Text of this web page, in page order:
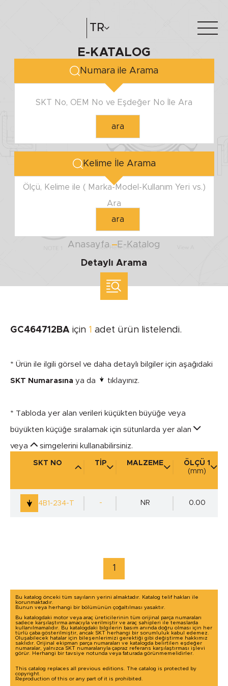
TR
Hakkımızda e-katalog
E-KATALOG
Numara ile Arama
SKT No, OEM No ve Eşdeğer No İle Ara
ara
Kelime İle Arama
Ölçü, Kelime ile ( Marka-Model-Kullanım Yeri vs.)
Ara
ara
Anasayfa
E-Katalog
Detaylı Arama
Minimum
Maximum
YUVA ÇAPI
Minimum
YÜKSEKLİK
Minimum
ölçü ile arama yap
SEGMENT
GC464712BA için 1 adet ürün listelendi.
* Ürün ile ilgili görsel ve daha detaylı bilgiler için aşağıdaki
SKT Numarasına ya da tıklayınız.
* Tabloda yer alan verileri küçükten büyüğe veya
büyükten küçüğe sıralamak için sütunlarda yer alan
veya simgelerini kullanabilirsiniz.
SKT NO TİP MALZEME
ÖLÇÜ 1
(mm)
4B1-234-T
- NR 0.00
1
Bu katalog önceki tüm sayıların yerini almaktadır. Katalog telif hakları ile
korunmaktadır.
Bunun veya herhangi bir bölümünün çoğaltılması yasaktır.
Bu katalogdaki motor veya araç üreticilerinin tüm orijinal parça numaraları
sadece karşılaştırma amacıyla verilmiştir ve araç sahipleri ile temaslarda
kullanılmamalıdır. Bu katalogdaki bilgilerin basım anında doğru olması için her
türlü çaba gösterilmiştir, ancak SKT herhangi bir sorumluluk kabul edemez.
Oluşabilecek hatalar için bileşenlerimizi gerektiği gibi değiştirme hakkımız
saklıdır. Orijinal ekipman parça numaraları ve katalogda belirtilen eşdeğer
numaralar, yalnızca SKT numaralarıyla çapraz referans karşılaştırması işlevi
görür. Herhangi bir tavsiye notunda veya faturada görünmemelidirler.
This catalog replaces all previous editions. The catalog is protected by
copyright.
Reproduction of this or any part of it is prohibited.